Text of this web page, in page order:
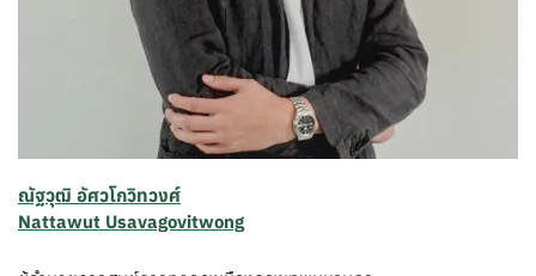
ณัฐวุฒิ อัศวโกวิทวงศ์
Nattawut Usavagovitwong